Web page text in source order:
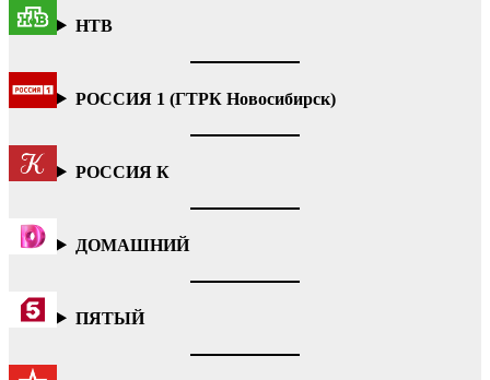
НТВ
РОССИЯ 1 (ГТРК Новосибирск)
РОССИЯ К
ДОМАШНИЙ
ПЯТЫЙ